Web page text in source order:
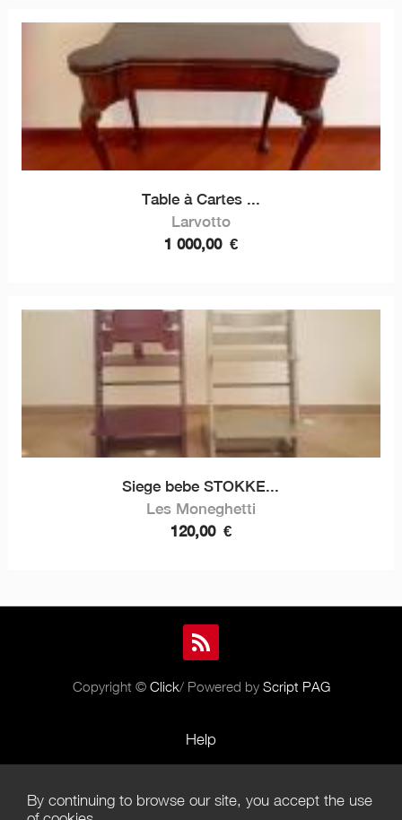
Table à Cartes ...
Larvotto
1 000,00 €
Siege bebe STOKKE...
Les Moneghetti
120,00 €
Copyright © Click/ Powered by Script PAG
Help
Terms of Use
By continuing to browse our site, you accept the use